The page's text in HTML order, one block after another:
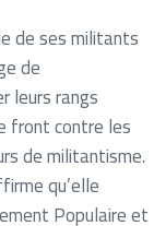
de ses militants
de
leurs rangs
front contre les
de militantisme.
qu’elle
Populaire et